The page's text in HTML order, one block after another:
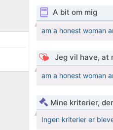
A bit om mig
am a honest woman
Jeg vil have, at
am a honest woman
Mine kriterier,
Ingen kriterier er